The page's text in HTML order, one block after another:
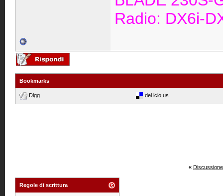
Radio: DX6i-
Bookmarks
Digg del.icio.us
«
Regole di scrittura